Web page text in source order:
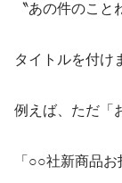
〝あの件のこと
タイトルを付け
例えば、ただ「
「○○社新商品